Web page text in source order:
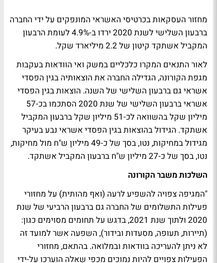
מחזור העסקאות בכרטיסי האשראי המונפקים על ידי החברה
ברבעון השלישי לשנת 2020 ירדו ב-4.9% לעומת הרבעון
המקביל אשתקד קיטון של 2.2 מיליארד שקל.
לאור התנאים המקרו כלכליים במשק ואי הוודאות בעקבות
מגפת הקורונה, הגדילה החברה את הוצאותיה בגין הפסדי
אשראי גם ברבעון השלישי של השנה. הוצאות בגין הפסדי
אשראי ברבעון השלישי של שנת 2020 הסתכמו בכ-57
מיליון שקל בהשוואה לכ-51 מיליון שקל ברבעון המקביל
אשתקד. הגידול בהוצאות בגין הפסדי אשראי נבע בעיקר
מגידול במחיקות, נטו, בסך של כ-49 מיליון ש"ח מול מחיקות,
נטו, בסך של כ-27 מיליון ש"ח ברבעון המקביל אשתקד.
השלכות משבר הקורונה
"המגיפה צפויה להשפיע לרעה (ואף מהותית) על מחזורי
פעילות התשלומים של החברה גם ברבעון הרביעי של שנת
2020 ולתוך שנת 2021, בדגש על תחומים מסוימים כגון:
(תיירות, תעופה, מסעדות ובידור), השפעה אשר למועד זה
לא ניתן להעריכה בוודאות ובמלואה. בהתאם, מחזורי
הפעילות צפויים להיות נמוכים מכפי שאלה הוערכו על-ידי